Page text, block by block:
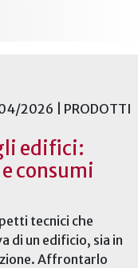
2026 | PRODOTTI
edifici:
consumi
tecnici che
di un edificio, sia in
Affrontarlo